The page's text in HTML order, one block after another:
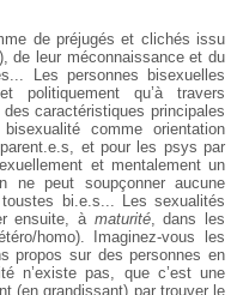
de préjugés et clichés issu
de leur méconnaissance et du
Les personnes bisexuelles
politiquement qu’à travers
des caractéristiques principales
comme orientation
et pourles psys par
etmentalement un
ne peut soupçonner aucune
toustes bi.e.s... Les sexualités
ensuite, à maturité, dans les
homo). Imaginez-vous les
propos sur des personnes en
n’existe pas, que c’estune
(en grandissant) par trouver le